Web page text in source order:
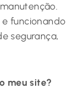
funcionando
segurança,
meu site?